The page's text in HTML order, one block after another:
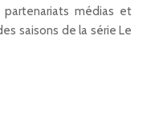
partenariats médias et
saisons de la série Le